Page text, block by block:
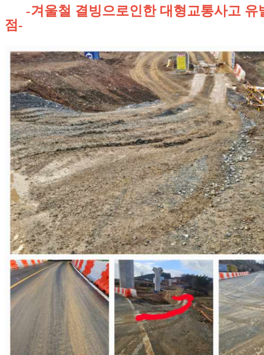
-겨울철 결빙으로인한 대형교통사고 유
점-